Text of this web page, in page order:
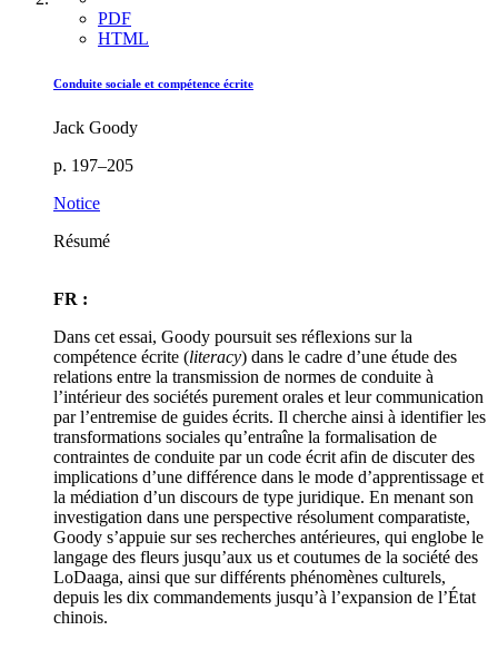
PDF
HTML
Conduite sociale et compétence écrite
Jack Goody
p. 197–205
Notice
Résumé
FR :
Dans cet essai, Goody poursuit ses réflexions sur la
compétence écrite (literacy) dans le cadre d’une étude des
relations entre la transmission de normes de conduite à
l’intérieur des sociétés purement orales et leur communication
par l’entremise de guides écrits. Il cherche ainsi à identifier les
transformations sociales qu’entraîne la formalisation de
contraintes de conduite par un code écrit afin de discuter des
implications d’une différence dans le mode d’apprentissage et
la médiation d’un discours de type juridique. En menant son
investigation dans une perspective résolument comparatiste,
Goody s’appuie sur ses recherches antérieures, qui englobe le
langage des fleurs jusqu’aux us et coutumes de la société des
LoDaaga, ainsi que sur différents phénomènes culturels,
depuis les dix commandements jusqu’à l’expansion de l’État
chinois.